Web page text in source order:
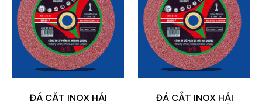
ĐÁ CĂT INOX HẢI
ĐÁ CẮT INOX HẢI